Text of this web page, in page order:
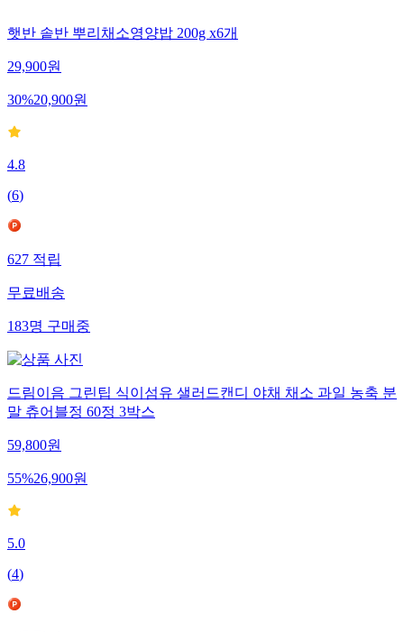
햇반 솥반 뿌리채소영양밥 200g x6개
29,900원
30%20,900원
4.8
(6)
627적립
무료배송
183명구매중
드림이음 그린팁 식이섬유 샐러드캔디 야채 채소 과일 농축 분
말 츄어블정 60정 3박스
59,800원
55%26,900원
5.0
(4)